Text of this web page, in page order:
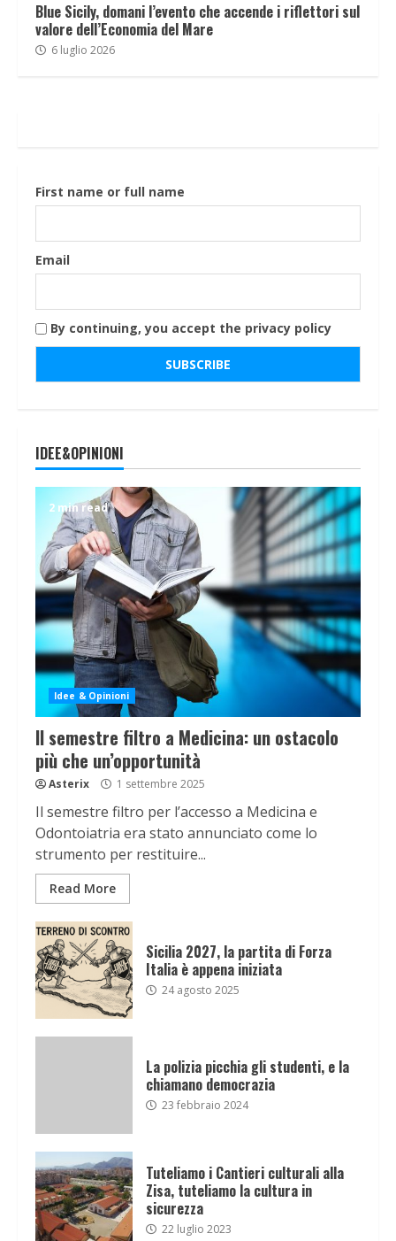
Blue Sicily, domani l’evento che accende i riflettori sul
valore dell’Economia del Mare
6 luglio 2026
First name or full name
Email
By continuing, you accept the privacy policy
IDEE&OPINIONI
2 min read
Idee & Opinioni
Il semestre filtro a Medicina: un ostacolo
più che un’opportunità
Asterix 1 settembre 2025
Il semestre filtro per l’accesso a Medicina e
Odontoiatria era stato annunciato come lo
strumento per restituire...
Read More
Sicilia 2027, la partita di Forza
Italia è appena iniziata
24 agosto 2025
La polizia picchia gli studenti, e la
chiamano democrazia
23 febbraio 2024
Tuteliamo i Cantieri culturali alla
Zisa, tuteliamo la cultura in
sicurezza
22 luglio 2023